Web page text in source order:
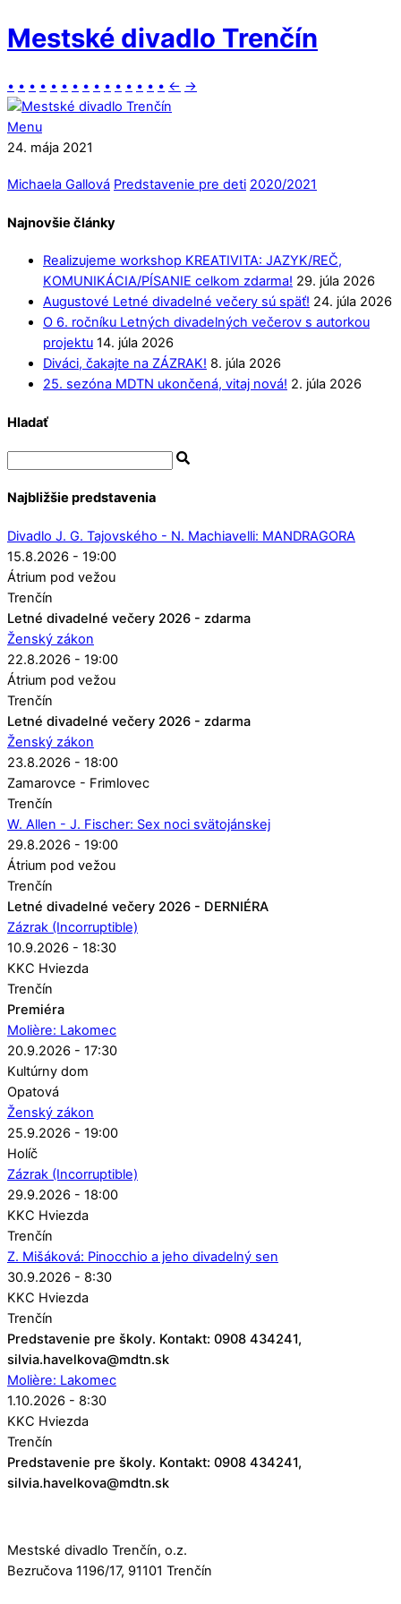
Mestské divadlo Trenčín
• • • • • • • • • • • • • • • ← →
Menu
24. mája 2021
Michaela Gallová Predstavenie pre deti 2020/2021
Najnovšie články
Realizujeme workshop KREATIVITA: JAZYK/REČ,
KOMUNIKÁCIA/PÍSANIE celkom zdarma! 29. júla 2026
Augustové Letné divadelné večery sú späť! 24. júla 2026
O 6. ročníku Letných divadelných večerov s autorkou
projektu 14. júla 2026
Diváci, čakajte na ZÁZRAK! 8. júla 2026
25. sezóna MDTN ukončená, vitaj nová! 2. júla 2026
Hladať
Najbližšie predstavenia
Divadlo J. G. Tajovského - N. Machiavelli: MANDRAGORA
15.8.2026 - 19:00
Átrium pod vežou
Trenčín
Letné divadelné večery 2026 - zdarma
Ženský zákon
22.8.2026 - 19:00
Átrium pod vežou
Trenčín
Letné divadelné večery 2026 - zdarma
Ženský zákon
23.8.2026 - 18:00
Zamarovce - Frimlovec
Trenčín
W. Allen - J. Fischer: Sex noci svätojánskej
29.8.2026 - 19:00
Átrium pod vežou
Trenčín
Letné divadelné večery 2026 - DERNIÉRA
Zázrak (Incorruptible)
10.9.2026 - 18:30
KKC Hviezda
Trenčín
Premiéra
Molière: Lakomec
20.9.2026 - 17:30
Kultúrny dom
Opatová
Ženský zákon
25.9.2026 - 19:00
Holíč
Zázrak (Incorruptible)
29.9.2026 - 18:00
KKC Hviezda
Trenčín
Z. Mišáková: Pinocchio a jeho divadelný sen
30.9.2026 - 8:30
KKC Hviezda
Trenčín
Predstavenie pre školy. Kontakt: 0908 434241,
silvia.havelkova@mdtn.sk
Molière: Lakomec
1.10.2026 - 8:30
KKC Hviezda
Trenčín
Predstavenie pre školy. Kontakt: 0908 434241,
silvia.havelkova@mdtn.sk
Mestské divadlo Trenčín, o.z.
Bezručova 1196/17, 91101 Trenčín